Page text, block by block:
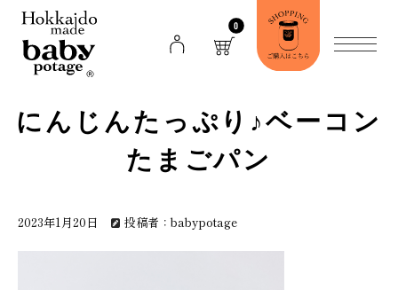
0
にんじんたっぷり♪ベーコン
たまごパン
2023年1月20日 投稿者：babypotage